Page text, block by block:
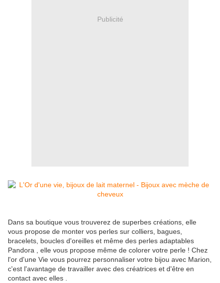
Publicité
Dans sa boutique vous trouverez de superbes créations, elle
vous propose de monter vos perles sur colliers, bagues,
bracelets, boucles d'oreilles et même des perles adaptables
Pandora , elle vous propose même de colorer votre perle ! Chez
l'or d'une Vie vous pourrez personnaliser votre bijou avec Marion,
c'est l'avantage de travailler avec des créatrices et d'être en
contact avec elles .